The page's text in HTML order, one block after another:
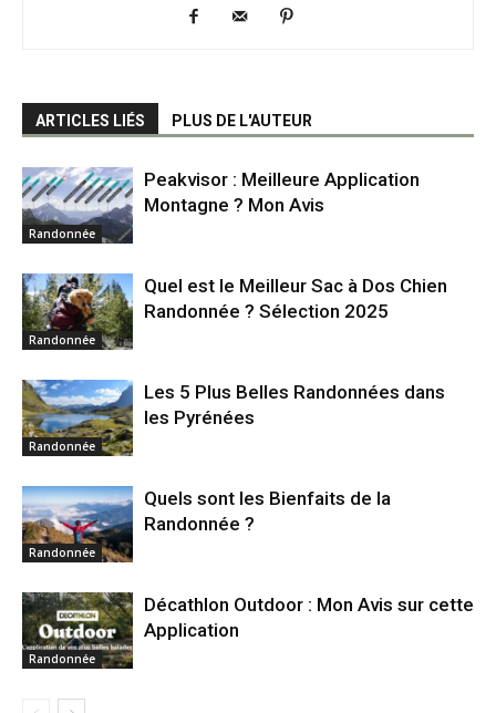
ARTICLES LIÉS PLUS DE L'AUTEUR
Randonnée
Peakvisor : Meilleure Application
Montagne ? Mon Avis
Randonnée
Quel est le Meilleur Sac à Dos Chien
Randonnée ? Sélection 2025
Randonnée
Les 5 Plus Belles Randonnées dans
les Pyrénées
Randonnée
Quels sont les Bienfaits de la
Randonnée ?
Randonnée
Décathlon Outdoor : Mon Avis sur cette
Application